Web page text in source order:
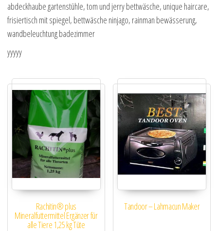
abdeckhaube gartenstühle, tom und jerry bettwäsche, unique haircare,
frisiertisch mit spiegel, bettwäsche ninjago, rainman bewässerung,
wandbeleuchtung badezimmer
yyyyy
Rachitin® plus
Mineralfuttermittel Ergänzer für
alle Tiere 1,25 kg Tüte
Tandoor – Lahmacun Maker